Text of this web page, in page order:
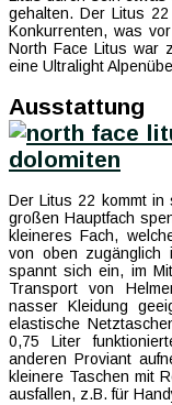
gehalten. Der Litus
Konkurrenten, was
North Face Litus war
eine Ultralight
Ausstattung
Der Litus 22 kommt in
großen Hauptfach
kleineres Fach,
von oben zugänglich
spannt sich ein, im
Transport von
nasser Kleidung
elastische
0,75 Liter
anderen Proviant
kleinere Taschen mit
ausfallen, z.B. für